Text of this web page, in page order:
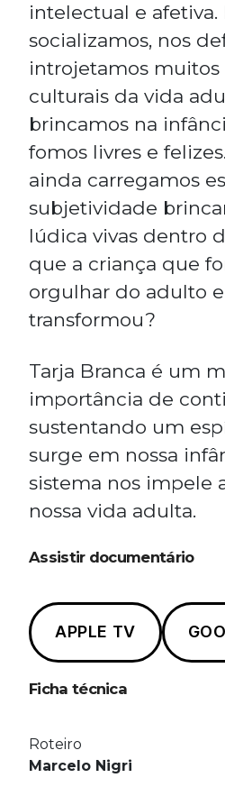
intelectual e afetiva.
socializamos, nos
introjetamos muitos
culturais da vida
brincamos na
fomos livres e
ainda carregamos
subjetividade
lúdica vivas dentro
que a criança que
orgulhar do adulto
transformou?
Tarja Branca é um
importância de
sustentando um
surge em nossa
sistema nos impele
nossa vida adulta.
Assistir documentário
APPLE TV
Ficha técnica
Roteiro
Marcelo Nigri